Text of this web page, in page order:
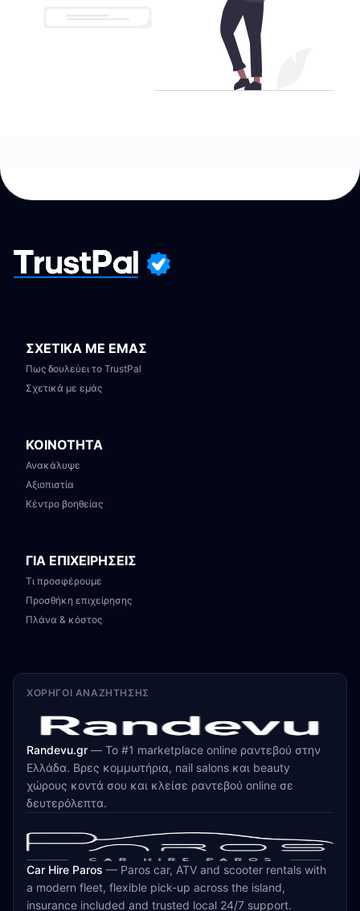
ΣΧΕΤΙΚΑ ΜΕ ΕΜΑΣ
Πως δουλεύει το TrustPal
Σχετικά με εμάς
ΚΟΙΝΟΤΗΤΑ
Ανακάλυψε
Αξιοπιστία
Κέντρο βοηθείας
ΓΙΑ ΕΠΙΧΕΙΡΗΣΕΙΣ
Τι προσφέρουμε
Προσθήκη επιχείρησης
Πλάνα & κόστος
ΧΟΡΗΓΟΊ ΑΝΑΖΉΤΗΣΗΣ
Randevu.gr — Το #1 marketplace online ραντεβού στην
Ελλάδα. Βρες κομμωτήρια, nail salons και beauty
χώρους κοντά σου και κλείσε ραντεβού online σε
δευτερόλεπτα.
Car Hire Paros — Paros car, ATV and scooter rentals with
a modern fleet, flexible pick-up across the island,
insurance included and trusted local 24/7 support.